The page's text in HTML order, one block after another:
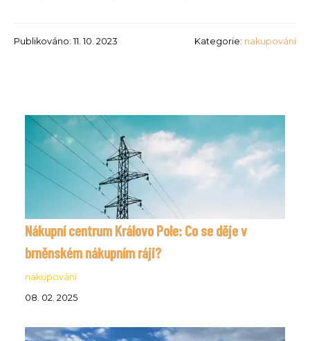
Publikováno: 11. 10. 2023 Kategorie: nakupování
Nákupní centrum Královo Pole: Co se děje v
brněnském nákupním ráji?
nakupování
08. 02. 2025